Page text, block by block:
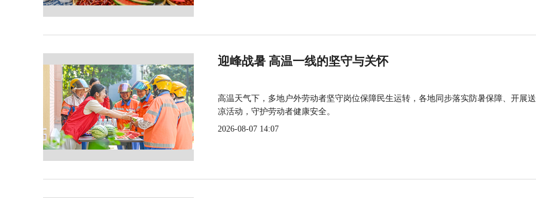
迎峰战暑 高温一线的坚守与关怀
高温天气下，多地户外劳动者坚守岗位保障民生运转，各地同步落实防暑保障、开展
凉活动，守护劳动者健康安全。
2026-08-07 14:07